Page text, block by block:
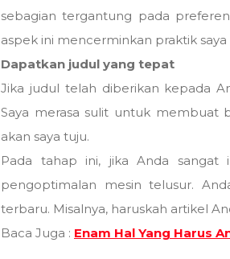
sebagian tergantung pada
aspek ini mencerminkan praktik
Dapatkan judul yang tepat
Jika judul telah diberikan kepada
Saya merasa sulit untuk membuat
akan saya tuju.
Pada tahap ini, jika Anda sangat
pengoptimalan mesin telusur.
terbaru. Misalnya, haruskah artikel
Baca Juga : Enam Hal Yang Harus